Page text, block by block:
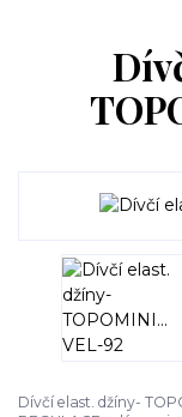
Dívčí elast. džíny-